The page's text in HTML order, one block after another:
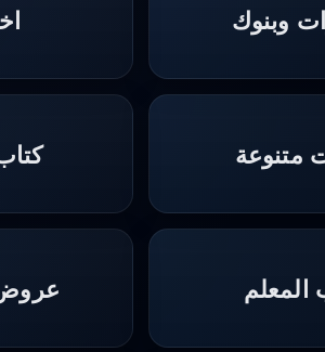
وبنوك
متنوعة
المعلم